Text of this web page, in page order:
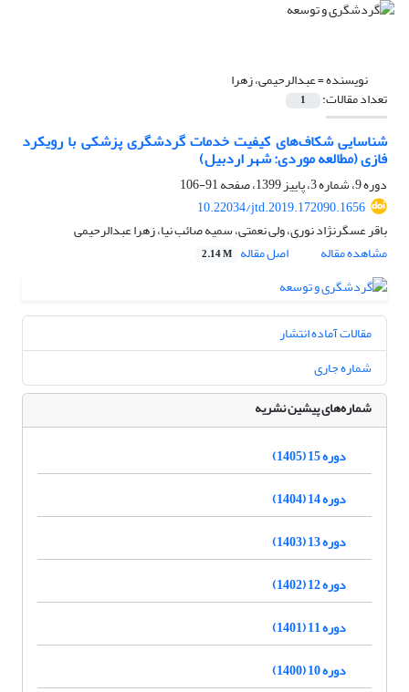
نویسنده =عبدالرحیمی، زهرا
تعداد مقالات: 1
شناسایی شکاف‌های کیفیت خدمات گردشگری پزشکی با رویکرد
فازی (مطالعه‌ موردی: شهر اردبیل)
دوره 9، شماره 3، پاییز 1399، صفحه
91-106
10.22034/jtd.2019.172090.1656
باقر عسگرنژاد نوری، ولی نعمتی، سمیه صائب نیا، زهرا عبدالرحیمی
مشاهده مقاله
اصل مقاله 2.14 M
مقالات آماده انتشار
شماره جاری
شماره‌های پیشین نشریه
دوره 15 (1405)
دوره 14 (1404)
دوره 13 (1403)
دوره 12 (1402)
دوره 11 (1401)
دوره 10 (1400)